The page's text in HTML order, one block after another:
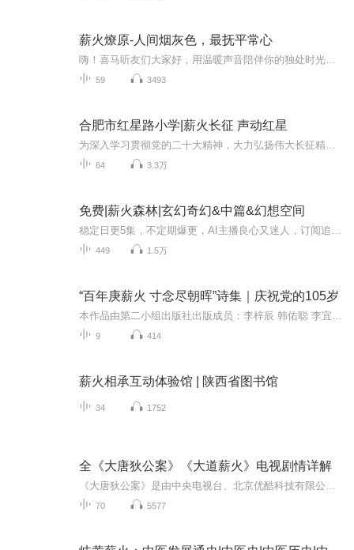
薪火燎原-人间烟灰色，最抚平常心
59 3493
合肥市红星路小学|薪火长征 声动红星
64 3.3万
免费|薪火森林|玄幻奇幻&中篇&幻想空间
449 1.5万
“百年庚薪火 寸念尽朝晖”诗集｜庆祝党的105岁
9 414
薪火相承互动体验馆 | 陕西省图书馆
34 1752
全《大唐狄公案》《大道薪火》电视剧情详解
70 5577